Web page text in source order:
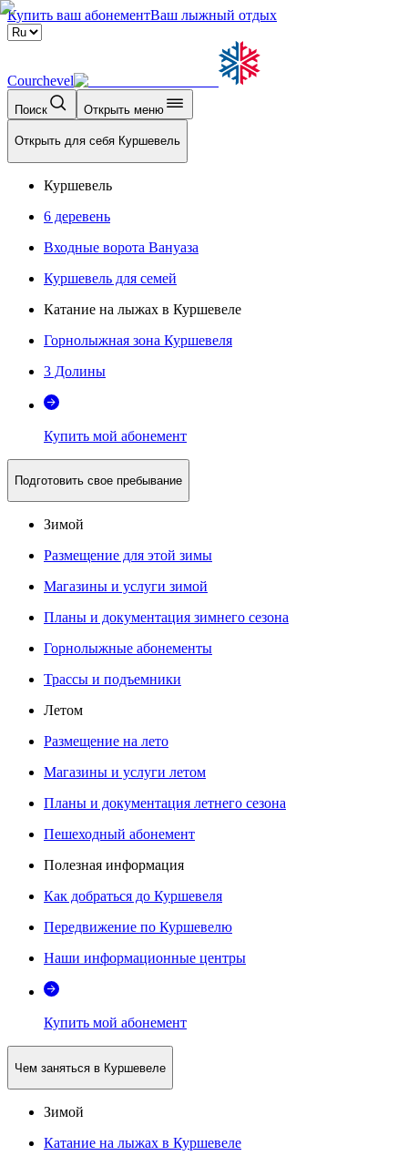
Купить ваш абонементВаш лыжный отдых
Courchevel
Поиск Открыть меню
Открыть для себя Куршевель
Куршевель
6 деревень
Входные ворота Вануаза
Куршевель для семей
Катание на лыжах в Куршевеле
Горнолыжная зона Куршевеля
3 Долины
Купить мой абонемент
Подготовить свое пребывание
Зимой
Размещение для этой зимы
Магазины и услуги зимой
Планы и документация зимнего сезона
Горнолыжные абонементы
Трассы и подъемники
Летом
Размещение на лето
Магазины и услуги летом
Планы и документация летнего сезона
Пешеходный абонемент
Полезная информация
Как добраться до Куршевеля
Передвижение по Куршевелю
Наши информационные центры
Купить мой абонемент
Чем заняться в Куршевеле
Зимой
Катание на лыжах в Куршевеле